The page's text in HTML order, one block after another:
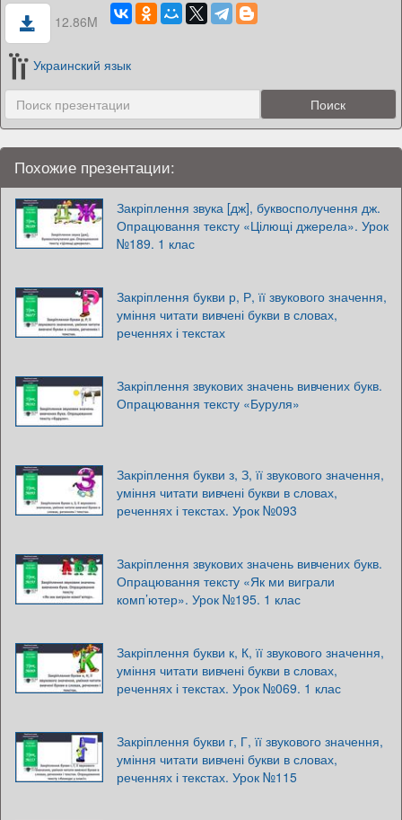
12.86M
Украинский язык
Похожие презентации:
Закріплення звука [дж], буквосполучення дж.
Опрацювання тексту «Цілющі джерела». Урок
№189. 1 клас
Закріплення букви р, Р, її звукового значення,
уміння читати вивчені букви в словах,
реченнях і текстах
Закріплення звукових значень вивчених букв.
Опрацювання тексту «Буруля»
Закріплення букви з, З, її звукового значення,
уміння читати вивчені букви в словах,
реченнях і текстах. Урок №093
Закріплення звукових значень вивчених букв.
Опрацювання тексту «Як ми виграли
комп’ютер». Урок №195. 1 клас
Закріплення букви к, К, її звукового значення,
уміння читати вивчені букви в словах,
реченнях і текстах. Урок №069. 1 клас
Закріплення букви г, Г, її звукового значення,
уміння читати вивчені букви в словах,
реченнях і текстах. Урок №115